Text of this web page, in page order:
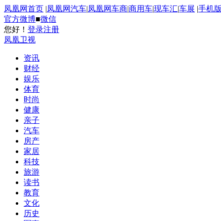
凤凰网首页 |凤凰网汽车|凤凰网车商|商用车|现车汇|车展 |手机版
官方微博■微信
您好！ 登录注册
凤凰卫视
资讯
财经
娱乐
体育
时尚
健康
亲子
汽车
房产
家居
科技
旅游
读书
教育
文化
历史